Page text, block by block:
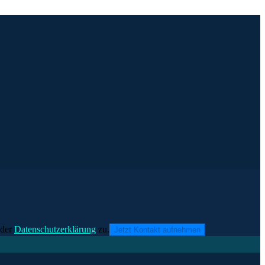
Datenschutzerklärung zu. Jetzt Kontakt aufnehmen